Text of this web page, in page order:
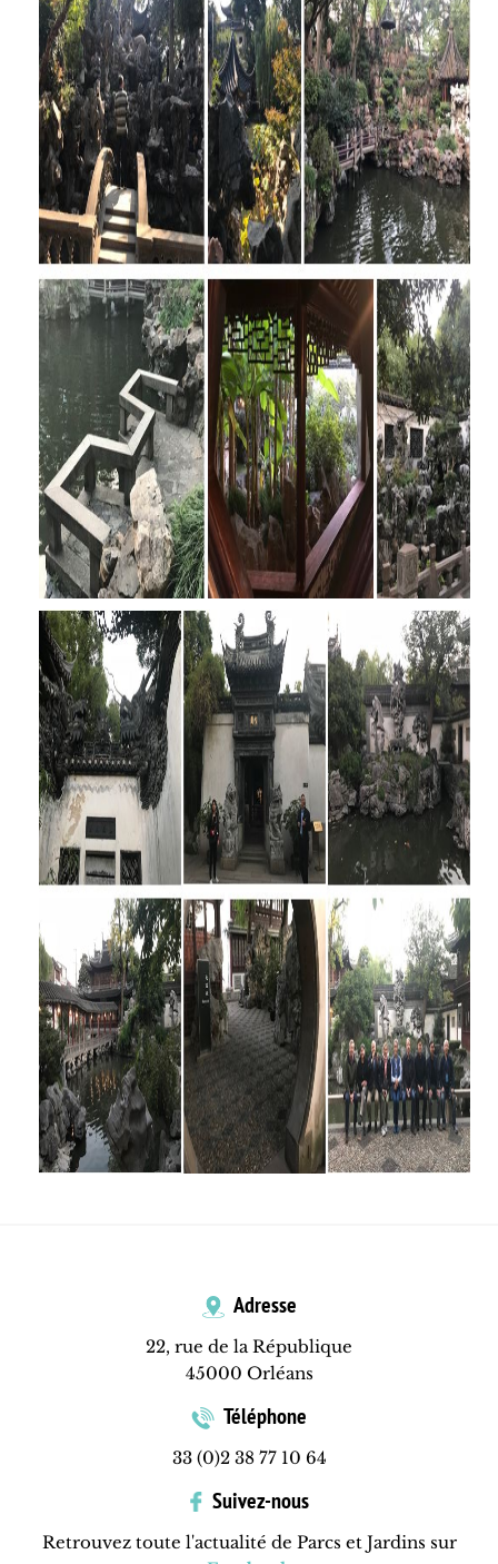
Adresse
22, rue de la République
45000 Orléans
Téléphone
33 (0)2 38 77 10 64
Suivez-nous
Retrouvez toute l'actualité de Parcs et Jardins sur